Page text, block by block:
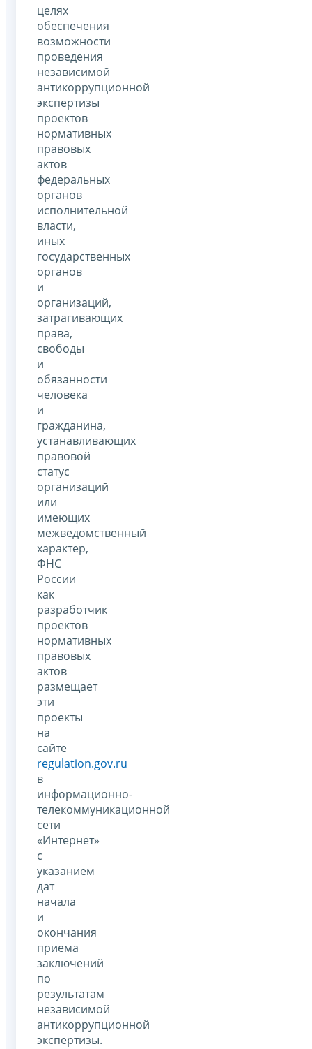
целях
обеспечения
возможности
проведения
независимой
антикоррупционной
экспертизы
проектов
нормативных
правовых
актов
федеральных
органов
исполнительной
власти,
иных
государственных
органов
и
организаций,
затрагивающих
права,
свободы
и
обязанности
человека
и
гражданина,
устанавливающих
правовой
статус
организаций
или
имеющих
межведомственный
характер,
ФНС
России
как
разработчик
проектов
нормативных
правовых
актов
размещает
эти
проекты
на
сайте
regulation.gov.ru
в
информационно-
телекоммуникационной
сети
«Интернет»
с
указанием
дат
начала
и
окончания
приема
заключений
по
результатам
независимой
антикоррупционной
экспертизы.